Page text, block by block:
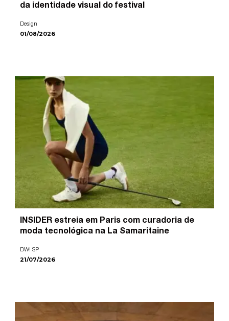
da identidade visual do festival
Design
01/08/2026
INSIDER estreia em Paris com curadoria de
moda tecnológica na La Samaritaine
DW! SP
21/07/2026